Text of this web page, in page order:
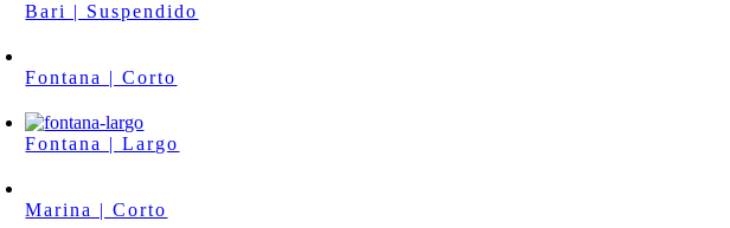
Bari | Suspendido
Fontana | Corto
Fontana | Largo
Marina | Corto